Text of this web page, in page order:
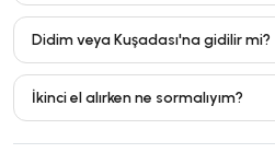
Didim veya Kuşadası'na gidilir mi?
İkinci el alırken ne sormalıyım?